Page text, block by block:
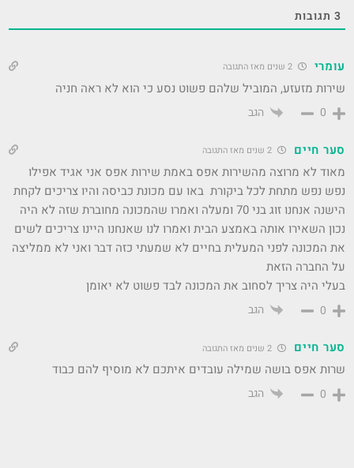
3תגובות
עומרי 2 שנים מאז התגובה
שירות מזעזע, המוביל שלהם פשוט נסע כי הוא לא ראה חניה
0 הגב
סער חיים 2 שנים מאז התגובה
‏מאוד לא מרוצה מהשירות אפס באמת שירות אפס אני אגיד אפילו
נפש נפש מתחת לכל ביקורת ‏ ‏באו עם מכונת כביסה והיו צריכים לקחת
הישנה אנחנו זוג בני 70 ומעלה ואמרו שהמכונה מחוברת שזה לא היה
נכון השאירו אותה באמצע הבית ואמרו לנו שאנחנו היינו צריכים לשים
את המכונה לפני המעלית בחיים לא שמעתי כזה דבר ואני לא ממליצה
על החברה הזאת
‏בעלי היה צריך לסחוב את המכונה לבד פשוט לא יאומן
0 הגב
סער חיים 2 שנים מאז התגובה
שרות אפס בושה שמילה עובדים איתכם לא מוסיף להם כבוד
0 הגב